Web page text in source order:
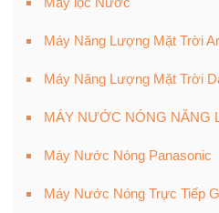
Máy Năng Lượng Mặt Trời
Máy Năng Lượng Mặt Trời
MÁY NƯỚC NÓNG NĂNG
Máy Nước Nóng Panasonic
Máy Nước Nóng Trực Tiếp